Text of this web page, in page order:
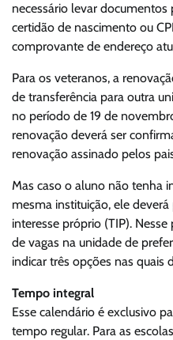
necessário levar documentos
certidão de nascimento ou
comprovante de endereço
Para os veteranos, a
de transferência para outra
no período de 19 de
renovação deverá ser
renovação assinado pelos
Mas caso o aluno não tenha
mesma instituição, ele
interesse próprio (TIP).
de vagas na unidade de
indicar três opções nas quais
Tempo integral
Esse calendário é exclusivo
tempo regular. Para as